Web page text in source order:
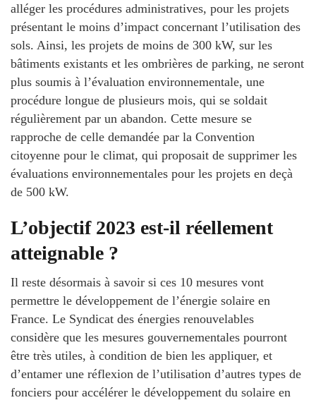
alléger les procédures administratives, pour les projets
présentant le moins d’impact concernant l’utilisation des
sols. Ainsi, les projets de moins de 300 kW, sur les
bâtiments existants et les ombrières de parking, ne seront
plus soumis à l’évaluation environnementale, une
procédure longue de plusieurs mois, qui se soldait
régulièrement par un abandon. Cette mesure se
rapproche de celle demandée par la Convention
citoyenne pour le climat, qui proposait de supprimer les
évaluations environnementales pour les projets en deçà
de 500 kW.
L’objectif 2023 est-il réellement
atteignable ?
Il reste désormais à savoir si ces 10 mesures vont
permettre le développement de l’énergie solaire en
France. Le Syndicat des énergies renouvelables
considère que les mesures gouvernementales pourront
être très utiles, à condition de bien les appliquer, et
d’entamer une réflexion de l’utilisation d’autres types de
fonciers pour accélérer le développement du solaire en